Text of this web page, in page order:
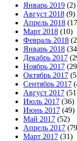
Январь 2019 (2)
Август 2018 (9)
Апрель 2018
Март 2018 (10)
Февраль 2018
Январь 2018
Декабрь 2017
Ноябрь 2017
Октябрь 2017
Сентябрь 2017
Август 2017
Июль 2017 (36)
Июнь 2017 (49)
Май 2017 (52)
Апрель 2017
Март 2017 (31)